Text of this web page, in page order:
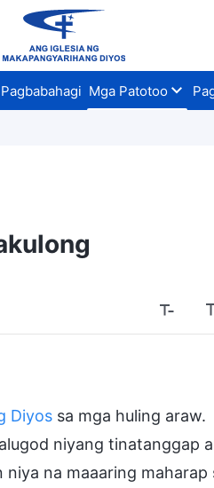
Mga Patotoo
Diyos sa mga huling araw.
niyang tinatanggap
na maaaring maharap